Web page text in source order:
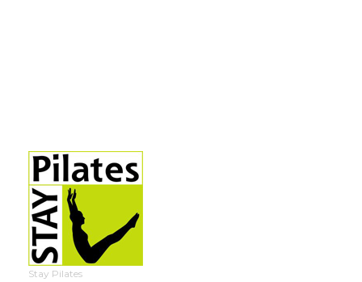
Stay Pilates